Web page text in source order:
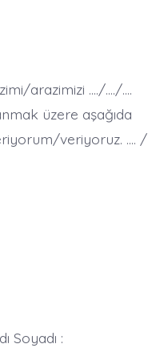
arazimizi …./…./….
üzere aşağıda
veriyoruz. …. /
Soyadı :